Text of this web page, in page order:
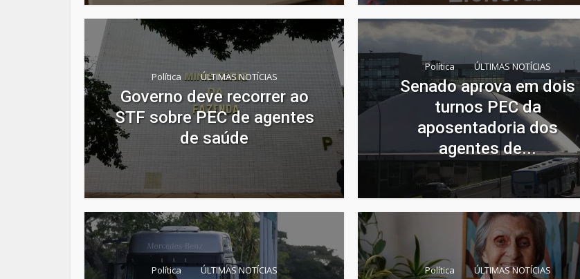
Política ÚLTIMAS NOTÍCIAS
Governo deve recorrer ao
STF sobre PEC de agentes
de saúde
Política ÚLTIMAS NOTÍCIAS
Senado aprova em dois
turnos PEC da
aposentadoria dos
agentes de...
Política ÚLTIMAS NOTÍCIAS Política ÚLTIMAS NOTÍCIAS